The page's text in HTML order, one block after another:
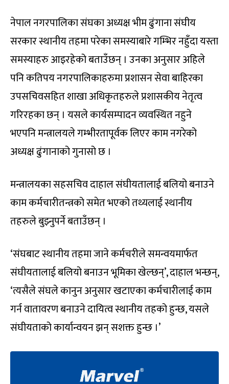
नेपाल नगरपालिका संघका अध्यक्ष भीम ढुंगाना संघीय
सरकार स्थानीय तहमा परेका समस्याबारे गम्भिर नहुँदा यस्ता
समस्याहरु आइरहेको बताउँछन् । उनका अनुसार अहिले
पनि कतिपय नगरपालिकाहरुमा प्रशासन सेवा बाहिरका
उपसचिवसहित शाखा अधिकृतहरुले प्रशासकीय नेतृत्व
गरिरहका छन् । यसले कार्यसम्पादन व्यवस्थित नहुने
भएपनि मन्त्रालयले गम्भीरतापूर्वक लिएर काम नगरेको
अध्यक्ष ढुंगानाको गुनासो छ ।
मन्त्रालयका सहसचिव दाहाल संघीयतालाई बलियो बनाउने
काम कर्मचारीतन्त्रको समेत भएको तथ्यलाई स्थानीय
तहरुले बुझ्नुपर्ने बताउँछन् ।
‘संघबाट स्थानीय तहमा जाने कर्मचरीले समन्वयमार्फत
संघीयतालाई बलियो बनाउन भूमिका खेल्छन्’, दाहाल भन्छन्,
‘त्यसैले संघले कानुन अनुसार खटाएका कर्मचारीलाई काम
गर्न वातावरण बनाउने दायित्व स्थानीय तहको हुन्छ, यसले
संघीयताको कार्यान्वयन झन् सशक्त हुन्छ ।’